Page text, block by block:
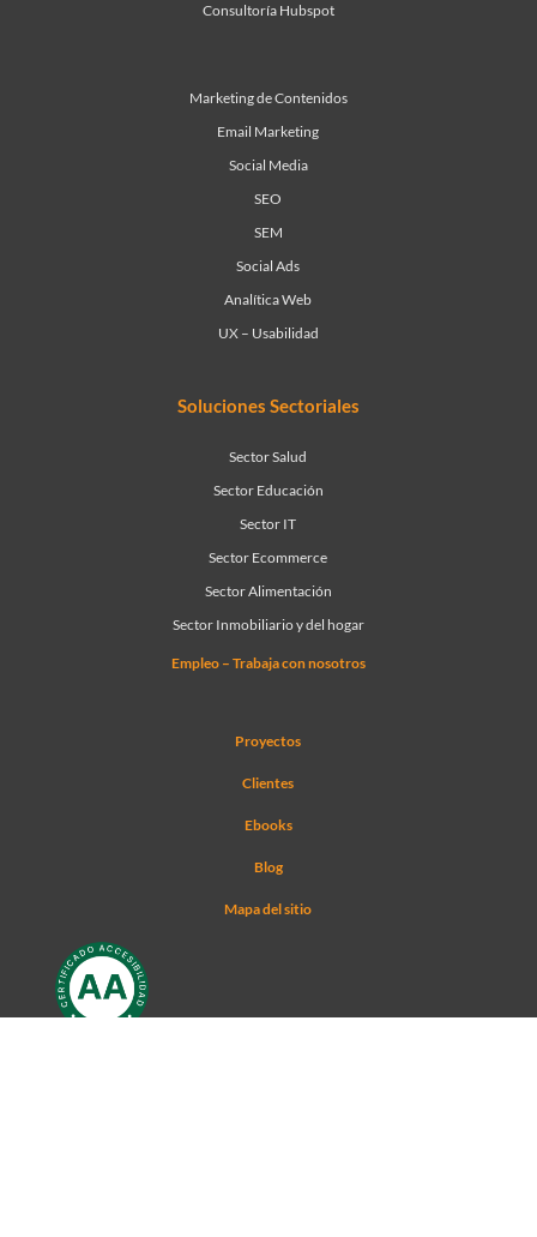
Consultoría Hubspot
Marketing de Contenidos
Email Marketing
Social Media
SEO
SEM
Social Ads
Analítica Web
UX – Usabilidad
Soluciones Sectoriales
Sector Salud
Sector Educación
Sector IT
Sector Ecommerce
Sector Alimentación
Sector Inmobiliario y del hogar
Empleo – Trabaja con nosotros
Proyectos
Clientes
Ebooks
Blog
Mapa del sitio